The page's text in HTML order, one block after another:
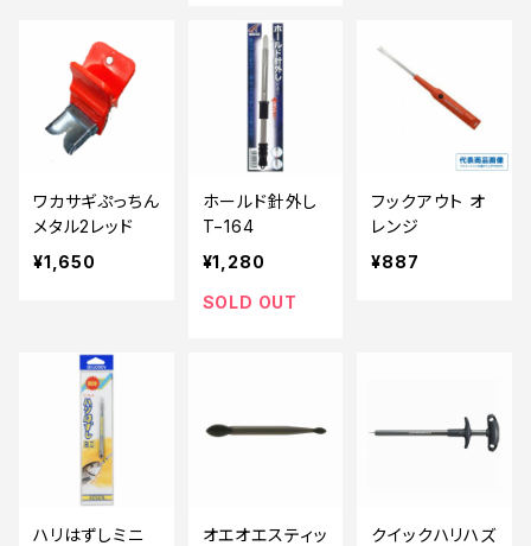
ワカサギぷっちん
メタル2レッド
¥1,650
ホールド針外し
T−164
¥1,280
SOLD OUT
フックアウト オ
レンジ
¥887
ハリはずしミニ
オエオエスティッ
クイックハリハズ